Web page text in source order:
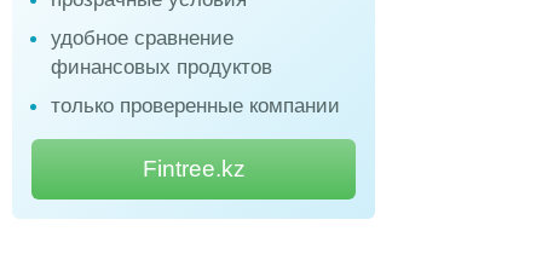
удобное сравнение
финансовых продуктов
только проверенные компании
Fintree.kz